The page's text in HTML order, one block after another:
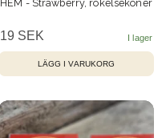
HEM - Strawberry, rökelsekoner
19 SEK